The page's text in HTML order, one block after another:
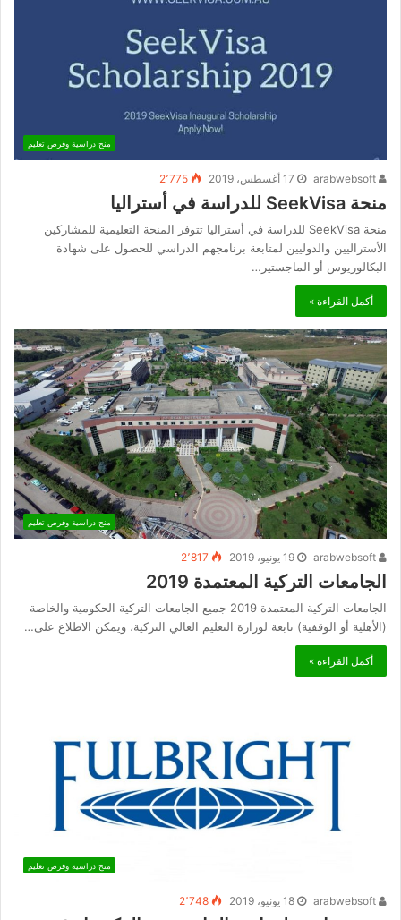
منح دراسية وفرص تعليم
17 أغسطس، 2019 2٬775
منحة SeekVisa للدراسة في أستراليا
منحة SeekVisa للدراسة في أستراليا تتوفر المنحة التعليمية للمشاركين
الأستراليين والدوليين لمتابعة برنامجهم الدراسي للحصول على شهادة
البكالوريوس أو الماجستير…
أكمل القراءة »
منح دراسية وفرص تعليم
19 يونيو، 2019 2٬817
الجامعات التركية المعتمدة 2019
الجامعات التركية المعتمدة 2019 جميع الجامعات التركية الحكومية والخاصة
(الأهلية أو الوقفية) تابعة لوزارة التعليم العالي التركية، ويمكن الاطلاع على…
أكمل القراءة »
منح دراسية وفرص تعليم
18 يونيو، 2019 2٬748